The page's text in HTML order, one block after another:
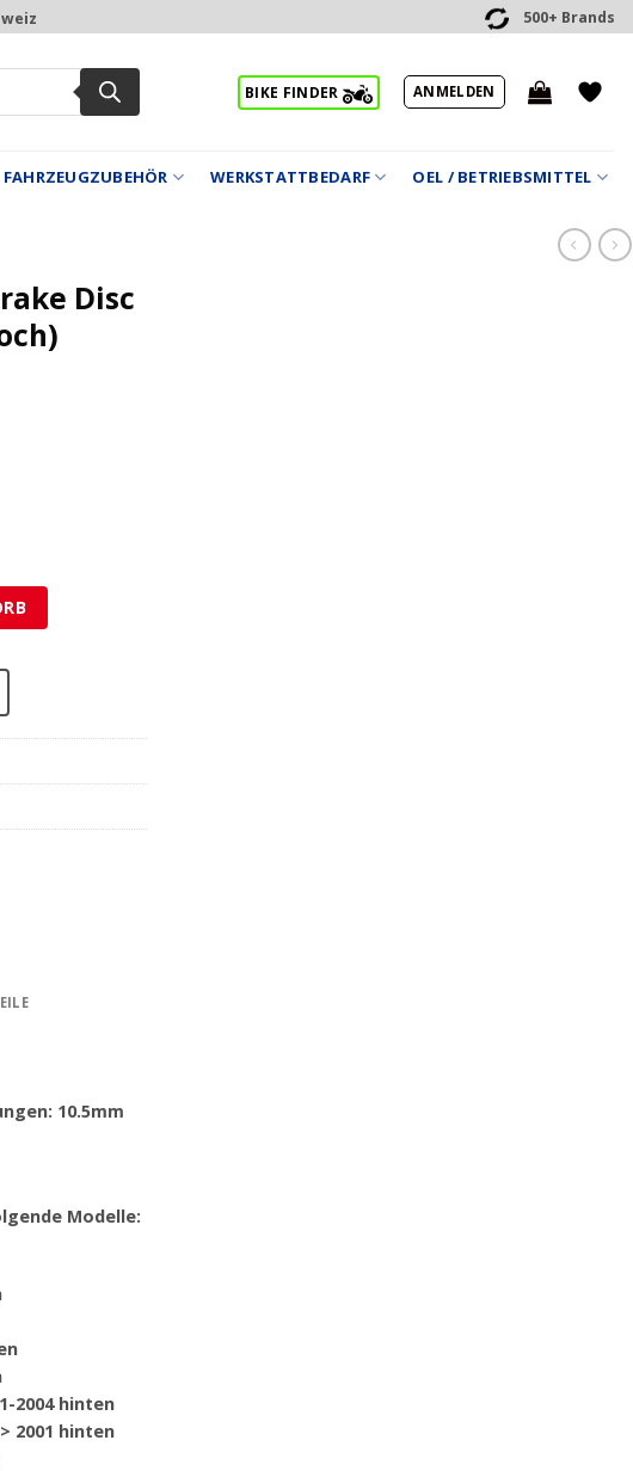
500+ Brands
BIKE FINDER ANMELDEN
FAHRZEUGZUBEHÖR WERKSTATTBEDARF OEL / BETRIEBSMITTEL
Disc
5mm (5 Loch) Menge
10.5mm
Modelle:
2004 hinten
2001 hinten